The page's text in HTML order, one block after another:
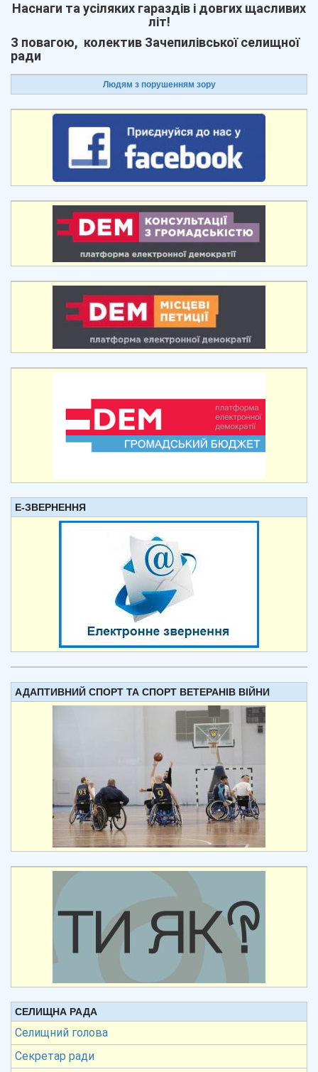
Наснаги та усіляких гараздів і довгих щасливих
літ!
З повагою, колектив Зачепилівської селищної
ради
Людям з порушенням зору
Е-ЗВЕРНЕННЯ
АДАПТИВНИЙ СПОРТ ТА СПОРТ ВЕТЕРАНІВ ВІЙНИ
СЕЛИЩНА РАДА
Селищний голова
Секретар ради